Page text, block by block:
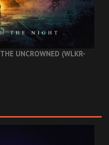
THE UNCROWNED (WLKR-